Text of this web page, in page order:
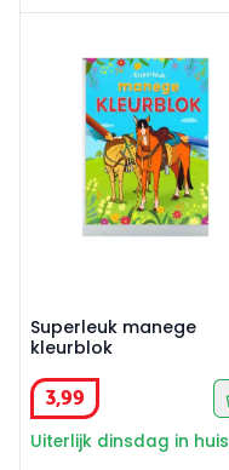
Superleuk manege
kleurblok
3,99
Uiterlijk dinsdag in huis